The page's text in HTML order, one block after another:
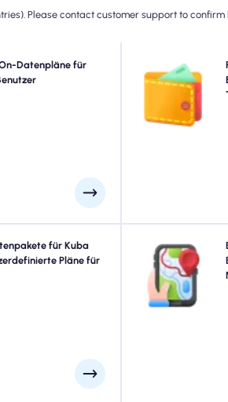
Please contact customer support to confirm
Datenpläne für
Sie Ihren Plan?
Ihrem Kuba eSIM, um
4G-Konnektivität zu
abläuft, aktiviert Ihr
ohne Unterbrechung
Wählen
problemlose 4G/
Voraus, um
vermeiden
für Kuba
Pläne für
unseren Kuba eSIM -
entworfen wurden,
Einige unserer eSIMS
Bitte überprüfen Sie
um sicherzugehen.
Erforschen Sie
eSIM und bieten
den besten
Bleib in